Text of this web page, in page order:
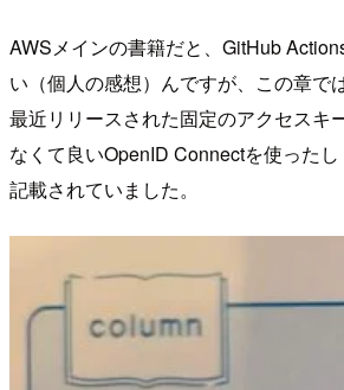
AWSメインの書籍だと、GitHub
い（個人の感想）んですが、この章で
最近リリースされた固定のアクセスキ
なくて良いOpenID Connectを使った
記載されていました。